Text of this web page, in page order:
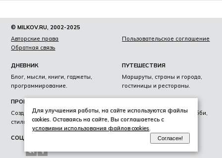
© MILKOV.RU, 2002-2025
Авторские права
Пользовательское соглашение
Обратная связь
ДНЕВНИК
Блог, мысли, книги, гаджеты,
программирование.
ПУТЕШЕСТВИЯ
Маршруты, страны и города,
гостиницы и рестораны.
ПРОЕКТЫ
Создание сайтов, фирменный
стиль, лайвскоринг.
Образование, награды, хобби,
увлечения
СОЦ-СЕТИ
Для улучшения работы, на сайте используются файлы
cookies. Оставаясь на сайте, Вы соглашаетесь с
условиями использования файлов cookies
Согласен!